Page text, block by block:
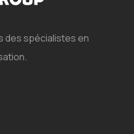
des spécialistes en